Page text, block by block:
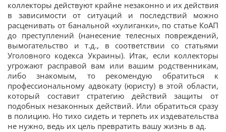
коллекторы действуют крайне незаконно и их действия
в зависимости от ситуаций и последствий можно
расценивать от банальной «хулиганки», по статье КоАП
до преступлений (нанесение телесных повреждений,
вымогательство и т.д., в соответствии со статьями
Уголовного кодекса Украины). Итак, если коллекторы
угрожают расправой вам или вашим родственникам,
либо знакомым, то рекомендую обратиться к
профессиональному адвокату (юристу) в этой области,
который составит стратегию действий защиты от
подобных незаконных действий. Или обратиться сразу
в полицию. Но тихо сидеть и терпеть их издевательства
не нужно, ведь их цель превратить вашу жизнь в ад.